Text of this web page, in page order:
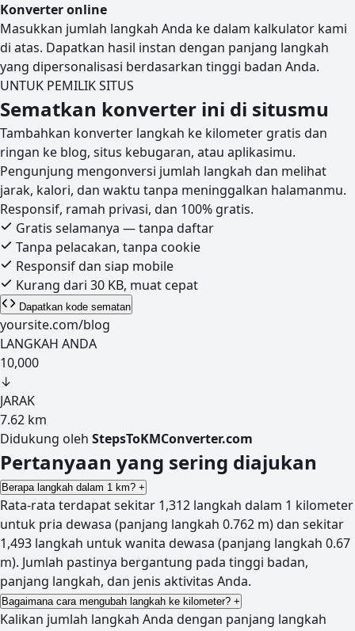
Konverter online
Masukkan jumlah langkah Anda ke dalam kalkulator kami
di atas. Dapatkan hasil instan dengan panjang langkah
yang dipersonalisasi berdasarkan tinggi badan Anda.
UNTUK PEMILIK SITUS
Sematkan konverter ini di situsmu
Tambahkan konverter langkah ke kilometer gratis dan
ringan ke blog, situs kebugaran, atau aplikasimu.
Pengunjung mengonversi jumlah langkah dan melihat
jarak, kalori, dan waktu tanpa meninggalkan halamanmu.
Responsif, ramah privasi, dan 100% gratis.
Gratis selamanya — tanpa daftar
Tanpa pelacakan, tanpa cookie
Responsif dan siap mobile
Kurang dari 30 KB, muat cepat
Dapatkan kode sematan
yoursite.com/blog
LANGKAH ANDA
10,000
↓
JARAK
7.62 km
Didukung oleh StepsToKMConverter.com
Pertanyaan yang sering diajukan
Berapa langkah dalam 1 km? +
Rata-rata terdapat sekitar 1,312 langkah dalam 1 kilometer
untuk pria dewasa (panjang langkah 0.762 m) dan sekitar
1,493 langkah untuk wanita dewasa (panjang langkah 0.67
m). Jumlah pastinya bergantung pada tinggi badan,
panjang langkah, dan jenis aktivitas Anda.
Bagaimana cara mengubah langkah ke kilometer? +
Kalikan jumlah langkah Anda dengan panjang langkah